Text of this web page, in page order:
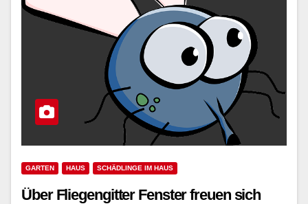
GARTEN HAUS SCHÄDLINGE IM HAUS
Über Fliegengitter Fenster freuen sich